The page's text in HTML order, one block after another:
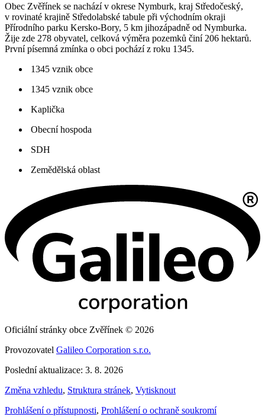
Obec Zvěřínek se nachází v okrese Nymburk, kraj Středočeský,
v rovinaté krajině Středolabské tabule při východním okraji
Přírodního parku Kersko-Bory, 5 km jihozápadně od Nymburka.
Žije zde 278 obyvatel, celková výměra pozemků činí 206 hektarů.
První písemná zmínka o obci pochází z roku 1345.
1345 vznik obce
1345 vznik obce
Kaplička
Obecní hospoda
SDH
Zemědělská oblast
Oficiální stránky obce Zvěřínek © 2026
Provozovatel Galileo Corporation s.r.o.
Poslední aktualizace: 3. 8. 2026
Změna vzhledu, Struktura stránek, Vytisknout
Prohlášení o přístupnosti, Prohlášení o ochraně soukromí